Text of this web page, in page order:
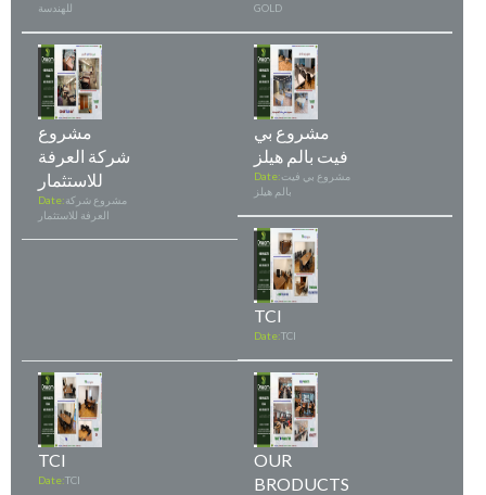
للهندسة
GOLD
مشروع
شركة العرفة
للاستثمار
Date:مشروع شركة
العرفة للاستثمار
مشروع بي
فيت بالم هيلز
Date:مشروع بي فيت
بالم هيلز
TCI
Date:TCI
TCI
Date:TCI
OUR
BRODUCTS